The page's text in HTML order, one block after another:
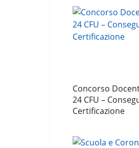
Concorso
24 CFU –
Certificazione